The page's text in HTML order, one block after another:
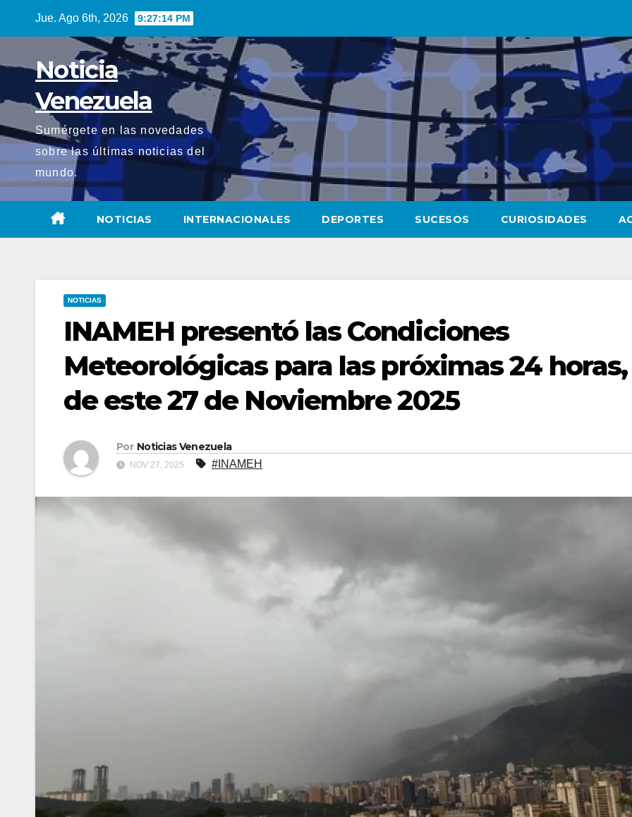
Jue. Ago 6th, 2026 9:27:15 PM
Noticia
Venezuela
Sumérgete en las novedades
sobre las últimas noticias del
mundo.
NOTICIAS INTERNACIONALES DEPORTES SUCESOS CURIOSIDADES
NOTICIAS
INAMEH presentó las Condiciones
Meteorológicas para las próximas 24 horas,
de este 27 de Noviembre 2025
Por Noticias Venezuela
NOV 27, 2025 #INAMEH